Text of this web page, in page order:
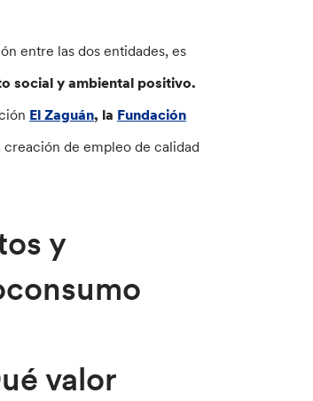
entre las dos entidades, es
social y ambiental positivo.
El Zaguán, la Fundación
creación de empleo de calidad
y
valor